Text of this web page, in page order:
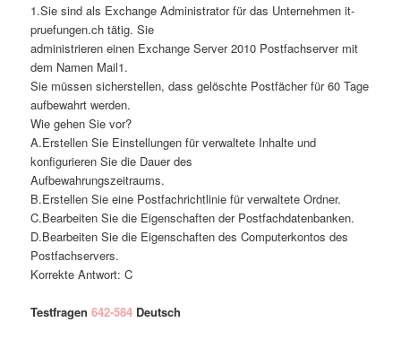
1.Sie sind als Exchange Administrator für das Unternehmen it-
pruefungen.ch tätig. Sie
administrieren einen Exchange Server 2010 Postfachserver mit
dem Namen Mail1.
Sie müssen sicherstellen, dass gelöschte Postfächer für 60 Tage
aufbewahrt werden.
Wie gehen Sie vor?
A.Erstellen Sie Einstellungen für verwaltete Inhalte und
konfigurieren Sie die Dauer des
Aufbewahrungszeitraums.
B.Erstellen Sie eine Postfachrichtlinie für verwaltete Ordner.
C.Bearbeiten Sie die Eigenschaften der Postfachdatenbanken.
D.Bearbeiten Sie die Eigenschaften des Computerkontos des
Postfachservers.
Korrekte Antwort: C
Testfragen642-584 Deutsch